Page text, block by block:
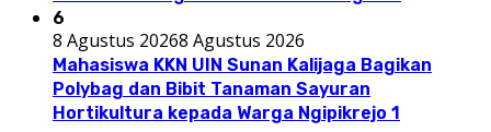
6
8 Agustus 20268 Agustus 2026
Mahasiswa KKN UIN Sunan Kalijaga Bagikan
Polybag dan Bibit Tanaman Sayuran
Hortikultura kepada Warga Ngipikrejo 1